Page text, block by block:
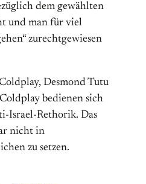
dem gewählten
und man für viel
zurechtgewiesen
Desmond Tutu
bedienen sich
Israel-Rethorik. Das
nicht in
zu setzen.